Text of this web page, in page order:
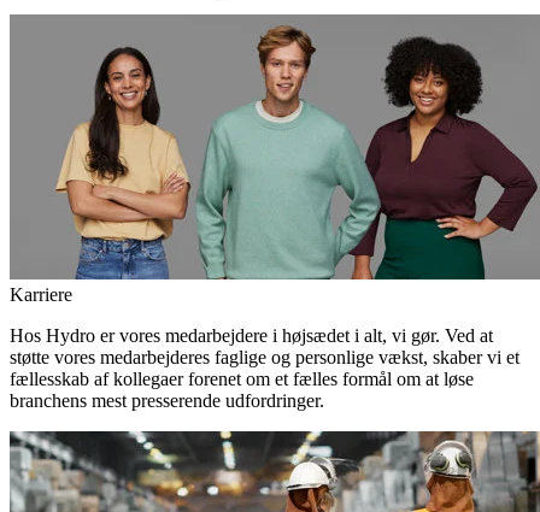
Karriere
Hos Hydro er vores medarbejdere i højsædet i alt, vi gør. Ved at
støtte vores medarbejderes faglige og personlige vækst, skaber vi et
fællesskab af kollegaer forenet om et fælles formål om at løse
branchens mest presserende udfordringer.